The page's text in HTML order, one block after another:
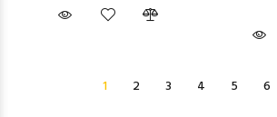
1 2 3 4 5 6